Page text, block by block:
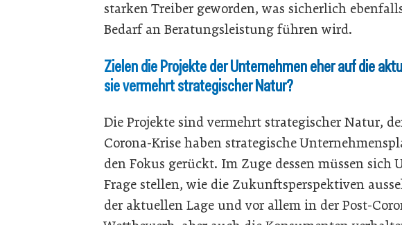
starken Treiber geworden, was sicherlich
Bedarf an Beratungsleistung führen wird.
Zielen die Projekte der Unternehmen eher auf die
sie vermehrt strategischer Natur?
Die Projekte sind vermehrt strategischer Natur,
Corona-Krise haben strategische
den Fokus gerückt. Im Zuge dessen müssen sich
Frage stellen, wie die Zukunftsperspektiven
der aktuellen Lage und vor allem in der Post-